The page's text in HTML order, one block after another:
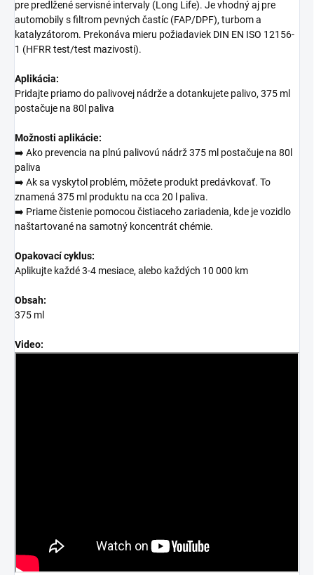
pre predĺžené servisné intervaly (Long Life). Je vhodný aj pre
automobily s filtrom pevných častíc (FAP/DPF), turbom a
katalyzátorom. Prekonáva mieru požiadaviek DIN EN ISO 12156-
1 (HFRR test/test mazivosti).
Aplikácia:
Pridajte priamo do palivovej nádrže a dotankujete palivo, 375 ml
postačuje na 80l paliva
Možnosti aplikácie:
➡️ Ako prevencia na plnú palivovú nádrž 375 ml postačuje na 80l
paliva
➡️ Ak sa vyskytol problém, môžete produkt predávkovať. To
znamená 375 ml produktu na cca 20 l paliva.
➡️ Priame čistenie pomocou čistiaceho zariadenia, kde je vozidlo
naštartované na samotný koncentrát chémie.
Opakovací cyklus:
Aplikujte každé 3-4 mesiace, alebo každých 10 000 km
Obsah:
375 ml
Video: